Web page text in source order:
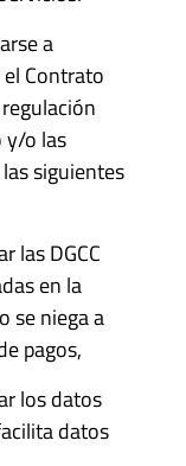
a
Contrato
y/o las
siguientes
las DGCC
en la
se niega a
pagos,
los datos
datos